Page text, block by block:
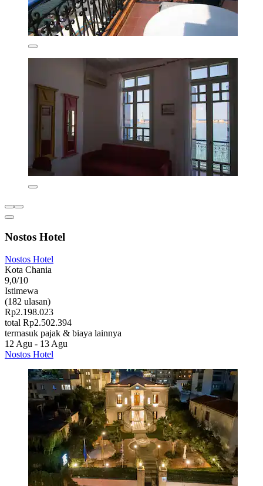
Nostos Hotel
Nostos Hotel
Kota Chania
9,0/10
Istimewa
(182 ulasan)
Rp2.198.023
total Rp2.502.394
termasuk pajak & biaya lainnya
12 Agu - 13 Agu
Nostos Hotel